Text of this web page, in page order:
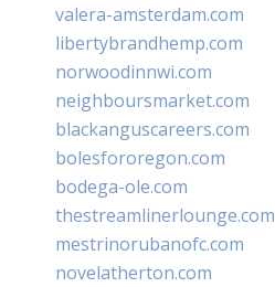
valera-amsterdam.com
libertybrandhemp.com
norwoodinnwi.com
neighboursmarket.com
blackanguscareers.com
bolesfororegon.com
bodega-ole.com
thestreamlinerlounge.com
mestrinorubanofc.com
novelatherton.com